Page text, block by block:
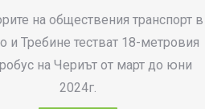
на обществения транспорт в
и Требине тестват 18-метровия
на Чериът от март до юни
2024г.